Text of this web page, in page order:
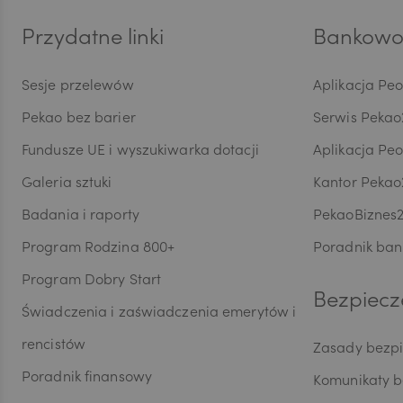
są
w
przez
Przydatne linki
Sesje przelewów
Pekao bez barier
Fundusze UE i wyszukiwarka dotacji
Galeria sztuki
Badania i raporty
Program Rodzina 800+
Program Dobry Start
Świadczenia i zaświadczenia emerytów i
rencistów
Poradnik finansowy
Aplikacja
Serwis
Aplikacja
Kantor
Poradnik
Zasady
Komunikaty